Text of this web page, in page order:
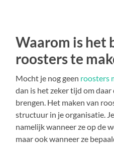
Waarom is het
roosters te
Mocht je nog geen roosters
dan is het zeker tijd om
brengen. Het maken van
structuur in je organisatie.
namelijk wanneer ze op de
maar ook wanneer ze